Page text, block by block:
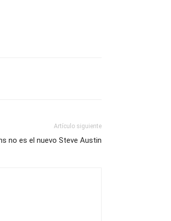
Artículo siguiente
no es el nuevo Steve Austin